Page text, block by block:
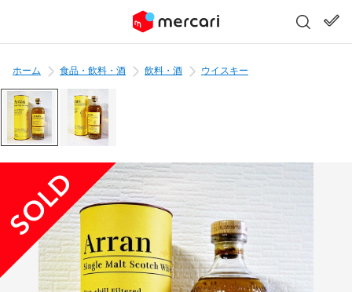
ホーム 食品・飲料・酒 飲料・酒 ウイスキー